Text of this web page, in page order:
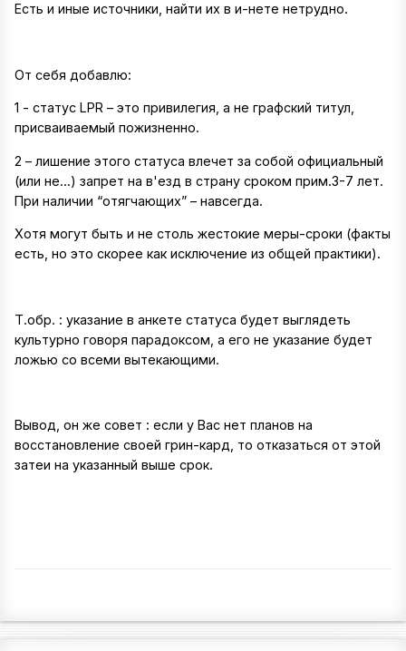
Есть и иные источники, найти их в и-нете нетрудно.
От себя добавлю:
1 - статус LPR – это привилегия, а не графский титул,
присваиваемый пожизненно.
2 – лишение этого статуса влечет за собой официальный
(или не...) запрет на в'езд в страну сроком прим.3-7 лет.
При наличии “отягчающих” – навсегда.
Хотя могут быть и не столь жестокие меры-сроки (факты
есть, но это скорее как исключение из общей практики).
Т.обр. : указание в анкете статуса будет выглядеть
культурно говоря парадоксом, а его не указание будет
ложью со всеми вытекающими.
Вывод, он же совет : если у Вас нет планов на
восстановление своей грин-кард, то отказаться от этой
затеи на указанный выше срок.